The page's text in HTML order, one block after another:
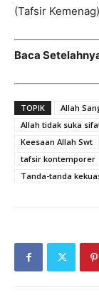
(Tafsir Kemenag)
Baca
TOPIK
Allah
Allah tidak suka
Keesaan Allah Swt
tafsir kontemporer
Tanda-tanda